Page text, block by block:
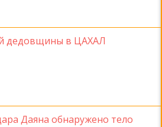
дедовщины в ЦАХАЛ
Даяна обнаружено тело